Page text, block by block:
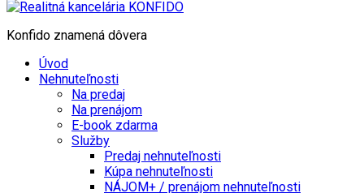
Konfido znamená dôvera
Úvod
Nehnuteľnosti
Na predaj
Na prenájom
E-book zdarma
Služby
Predaj nehnuteľnosti
Kúpa nehnuteľnosti
NÁJOM+ / prenájom nehnuteľnosti